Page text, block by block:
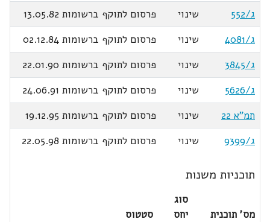
ג/552
שינוי
פרסום לתוקף ברשומות 13.05.82
ג/4081
שינוי
פרסום לתוקף ברשומות 02.12.84
ג/3845
שינוי
פרסום לתוקף ברשומות 22.01.90
ג/5626
שינוי
פרסום לתוקף ברשומות 24.06.91
תמ"א 22
שינוי
פרסום לתוקף ברשומות 19.12.95
ג/9399
שינוי פרסום לתוקף ברשומות 22.05.98
תוכניות משנות
מס' תוכנית
סוג
יחס
סטטוס